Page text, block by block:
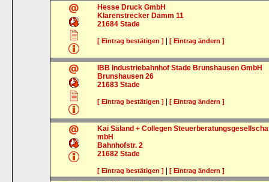
Hesse Druck GmbH
Klarenstrecker Damm 11
21684 Stade
[ Eintrag bestätigen ] |[ Eintrag ändern ]
IBB Industriebahnhof Stade Brunshausen GmbH
Brunshausen 26
21683 Stade
[ Eintrag bestätigen ] |[ Eintrag ändern ]
Kai Säland + Collegen
mbH
Bahnhofstr. 2
21682 Stade
[ Eintrag bestätigen ] |[ Eintrag ändern ]